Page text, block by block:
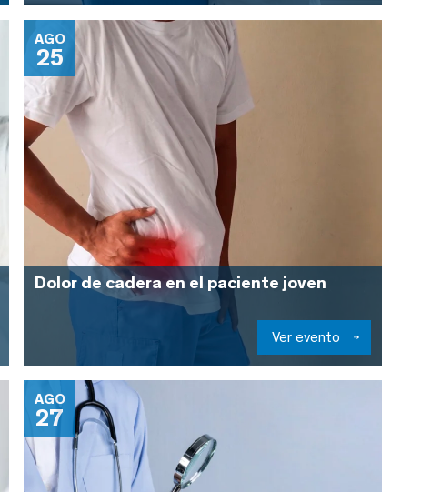
AGO
25
Dolor de cadera en el paciente joven
Ver evento
AGO
27